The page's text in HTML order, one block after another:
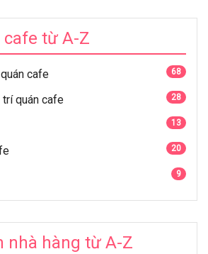
cafe từ A-Z
cafe 68
trí quán cafe 28
13
20
9
nhà hàng từ A-Z